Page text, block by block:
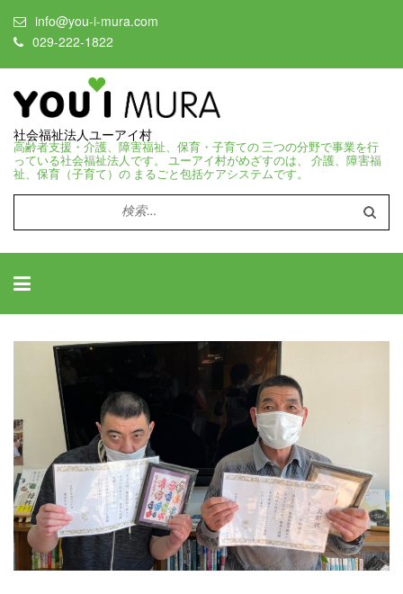
info@you-i-mura.com
029-222-1822
社会福祉法人ユーアイ村
高齢者支援・介護、障害福祉、保育・子育ての 三つの分野で事業を行
っている社会福祉法人です。 ユーアイ村がめざすのは、 介護、障害福
祉、保育（子育て）の まるごと包括ケアシステムです。
検
索: